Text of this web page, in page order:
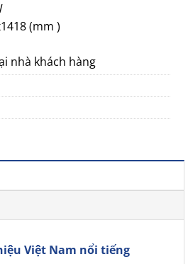
(mm )
nhà khách hàng
Việt Nam nổi tiếng